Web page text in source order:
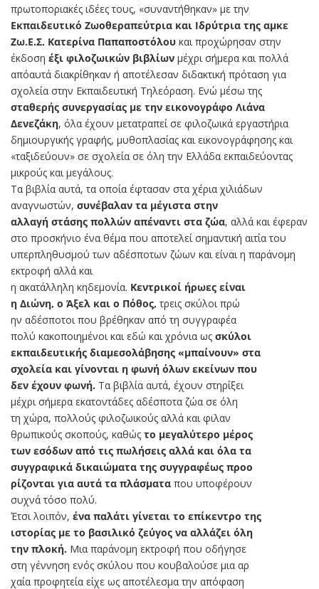
πρωτοποριακές ιδέες τους, «συναντήθηκαν» με την
Εκπαιδευτικό Ζωοθεραπεύτρια και Ιδρύτρια της αμκε
Ζω.Ε.Σ. Κατερίνα Παπαποστόλου και προχώρησαν στην
έκδοση έξι φιλοζωικών βιβλίων μέχρι σήμερα και πολλά
απόαυτά διακρίθηκαν ή αποτέλεσαν διδακτική πρόταση για
σχολεία στην Εκπαιδευτική Τηλεόραση. Ενώ μέσω της
σταθερής συνεργασίας με την εικονογράφο Λιάνα
Δενεζάκη, όλα έχουν μετατραπεί σε φιλοζωικά εργαστήρια
δημιουργικής γραφής, μυθοπλασίας και εικονογράφησης και
«ταξιδεύουν» σε σχολεία σε όλη την Ελλάδα εκπαιδεύοντας
μικρούς και μεγάλους.
Τα βιβλία αυτά, τα οποία έφτασαν στα χέρια χιλιάδων
αναγνωστών, συνέβαλαν τα μέγιστα στην
αλλαγή στάσης πολλών απέναντι στα ζώα, αλλά και έφεραν
στο προσκήνιο ένα θέμα που αποτελεί σημαντική αιτία του
υπερπληθυσμού των αδέσποτων ζώων και είναι η παράνομη
εκτροφή αλλά και
η ακατάλληλη κηδεμονία. Κεντρικοί ήρωες είναι
η Διώνη, ο Άξελ και ο Πόθος, τρεις σκύλοι πρώ
ην αδέσποτοι που βρέθηκαν από τη συγγραφέα
πολύ κακοποιημένοι και εδώ και χρόνια ως σκύλοι
εκπαιδευτικής διαμεσολάβησης «μπαίνουν» στα
σχολεία και γίνονται η φωνή όλων εκείνων που
δεν έχουν φωνή. Τα βιβλία αυτά, έχουν στηρίξει
μέχρι σήμερα εκατοντάδες αδέσποτα ζώα σε όλη
τη χώρα, πολλούς φιλοζωικούς αλλά και φιλαν
θρωπικούς σκοπούς, καθώς το μεγαλύτερο μέρος
των εσόδων από τις πωλήσεις αλλά και όλα τα
συγγραφικά δικαιώματα της συγγραφέως προο
ρίζονται για αυτά τα πλάσματα που υποφέρουν
συχνά τόσο πολύ.
Έτσι λοιπόν, ένα παλάτι γίνεται το επίκεντρο της
ιστορίας με το βασιλικό ζεύγος να αλλάζει όλη
την πλοκή. Μια παράνομη εκτροφή που οδήγησε
στη γέννηση ενός σκύλου που κουβαλούσε μια αρ
χαία προφητεία είχε ως αποτέλεσμα την απόφαση